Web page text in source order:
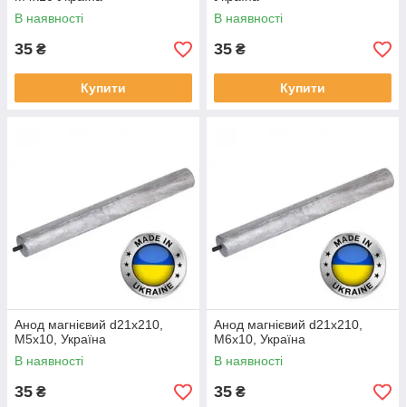
В наявності
35 ₴
Купити
В наявності
35 ₴
Купити
Анод магнієвий d21х210,
М5х10, Україна
В наявності
35 ₴
Анод магнієвий d21х210,
М6х10, Україна
В наявності
35 ₴